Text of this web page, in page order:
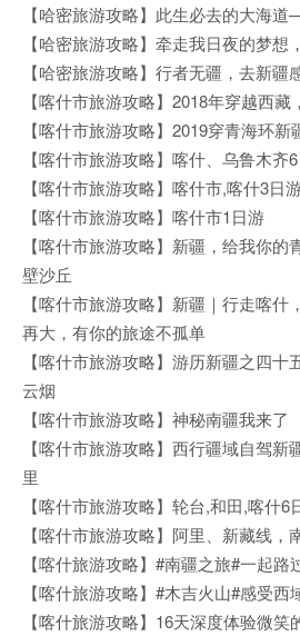
【哈密旅游攻略】此生必去的大海
【哈密旅游攻略】牵走我日夜的梦想
【哈密旅游攻略】行者无疆，去新疆
【喀什市旅游攻略】2018年穿越西
【喀什市旅游攻略】2019穿青海环新
【喀什市旅游攻略】喀什、乌鲁木齐
【喀什市旅游攻略】喀什市,喀什3日
【喀什市旅游攻略】喀什市1日游
【喀什市旅游攻略】新疆，给我你
壁沙丘
【喀什市旅游攻略】新疆｜行走喀
再大，有你的旅途不孤单
【喀什市旅游攻略】游历新疆之四十
云烟
【喀什市旅游攻略】神秘南疆我来了
【喀什市旅游攻略】西行疆域自驾新
里
【喀什市旅游攻略】轮台,和田,喀什6
【喀什市旅游攻略】阿里、新藏线，
【喀什旅游攻略】#南疆之旅#一起
【喀什旅游攻略】#木吉火山#感受西
【喀什旅游攻略】16天深度体验微笑